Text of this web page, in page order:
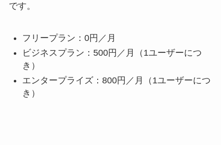
です。
フリープラン：0円／月
ビジネスプラン：500円／月（1ユーザーにつ
き）
エンタープライズ：800円／月（1ユーザーにつ
き）